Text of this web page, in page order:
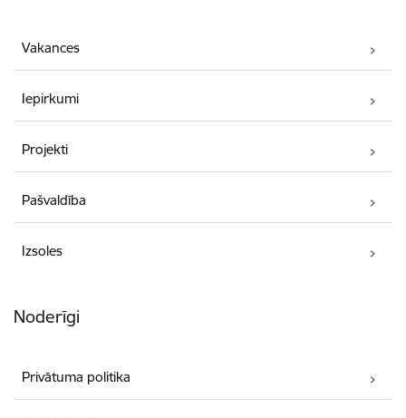
Vakances
Iepirkumi
Projekti
Pašvaldība
Izsoles
Noderīgi
Privātuma politika